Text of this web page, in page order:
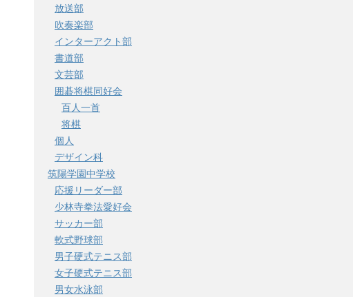
放送部
吹奏楽部
インターアクト部
書道部
文芸部
囲碁将棋同好会
百人一首
将棋
個人
デザイン科
筑陽学園中学校
応援リーダー部
少林寺拳法愛好会
サッカー部
軟式野球部
男子硬式テニス部
女子硬式テニス部
男女水泳部